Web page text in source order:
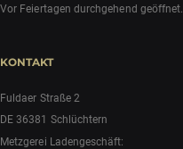
Vor Feiertagen durchgehend geöffnet.
KONTAKT
Fuldaer Straße 2
DE 36381 Schlüchtern
Metzgerei Ladengeschäft: